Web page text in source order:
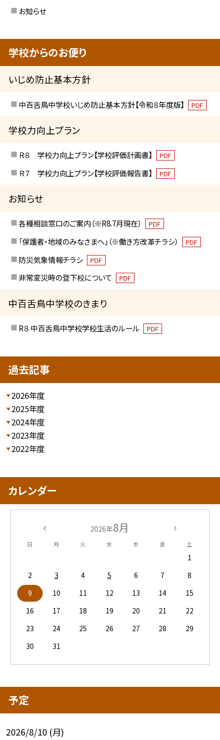
お知らせ
学校からのお便り
いじめ防止基本方針
中百舌鳥中学校いじめ防止基本方針【令和８年度版】 PDF
学校力向上プラン
Ｒ８ 学校力向上プラン【学校評価計画書】 PDF
Ｒ７ 学校力向上プラン【学校評価報告書】 PDF
お知らせ
各種相談窓口のご案内（※R8.7月現在） PDF
「保護者・地域のみなさまへ」（※働き方改革チラシ） PDF
防災気象情報チラシ PDF
非常変災時の登下校について PDF
中百舌鳥中学校のきまり
R８ 中百舌鳥中学校学校生活のルール PDF
過去記事
2026年度
2025年度
2024年度
2023年度
2022年度
カレンダー
2026年8月
日 月 火 水 木 金 土
1
2
3 4 5 6 7
8
9
10 11 12 13 14
15
16
17 18 19 20 21
22
23
24 25 26 27 28
29
30
31
予定
2026/8/10 (月)